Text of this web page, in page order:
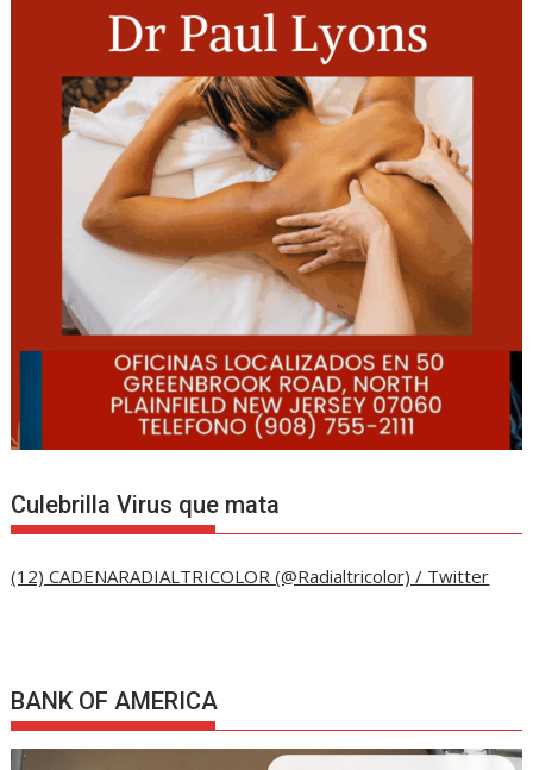
Culebrilla Virus que mata
(12) CADENARADIALTRICOLOR (@Radialtricolor) / Twitter
BANK OF AMERICA